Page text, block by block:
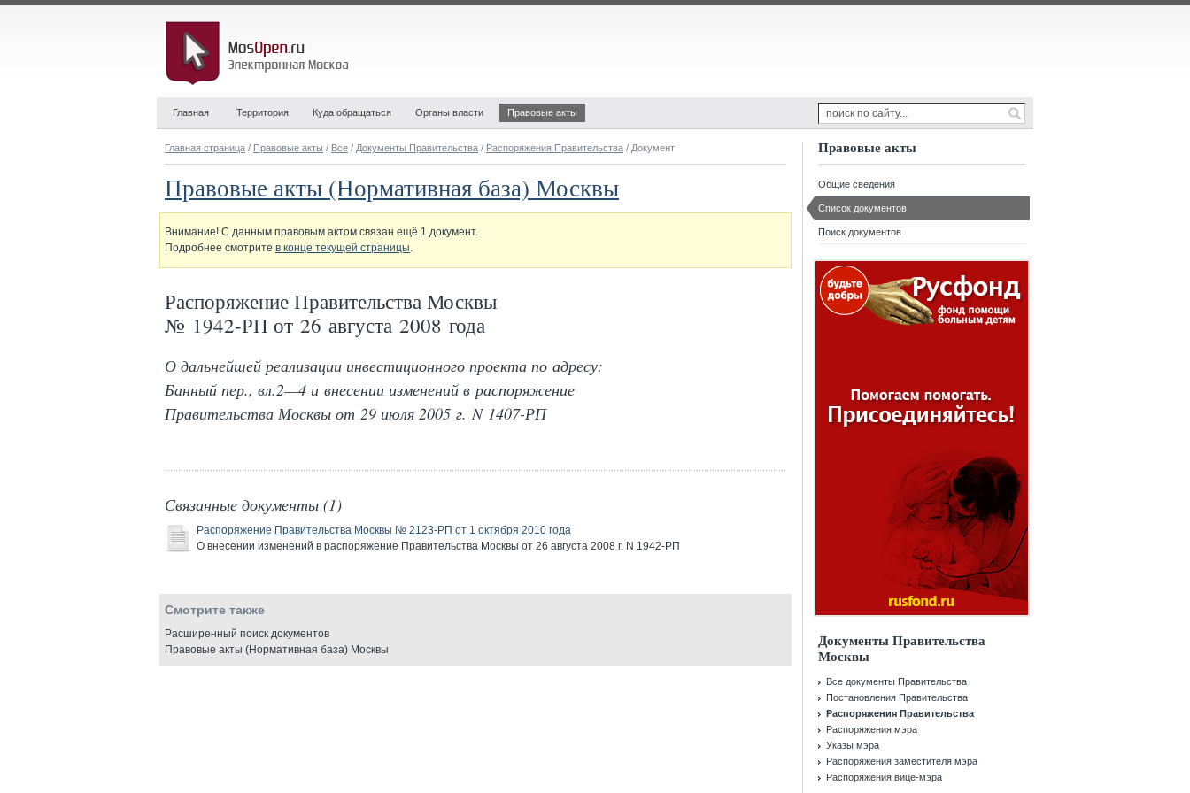
Главная Территория Куда обращаться Органы власти Правовые акты
Главная страница / Правовые акты / Все / Документы Правительства / Распоряжения Правительства / Документ
Правовые акты (Нормативная база) Москвы
Внимание! С данным правовым актом связан ещё 1 документ.
Подробнее смотрите в конце текущей страницы.
Распоряжение Правительства Москвы
№ 1942-РП от 26 августа 2008 года
О дальнейшей реализации инвестиционного проекта по адресу:
Банный пер., вл.2—4 и внесении изменений в распоряжение
Правительства Москвы от 29 июля 2005 г. N 1407-РП
Связанные документы (1)
Распоряжение Правительства Москвы № 2123-РП от 1 октября 2010 года
О внесении изменений в распоряжение Правительства Москвы от 26 августа 2008 г. N 1942-РП
Смотрите также
Расширенный поиск документов
Правовые акты (Нормативная база) Москвы
Правовые акты
Общие сведения
Список документов
Поиск документов
Документы Правительства
Москвы
Все документы Правительства
Постановления Правительства
Распоряжения Правительства
Распоряжения мэра
Указы мэра
Распоряжения заместителя мэра
Распоряжения вице-мэра